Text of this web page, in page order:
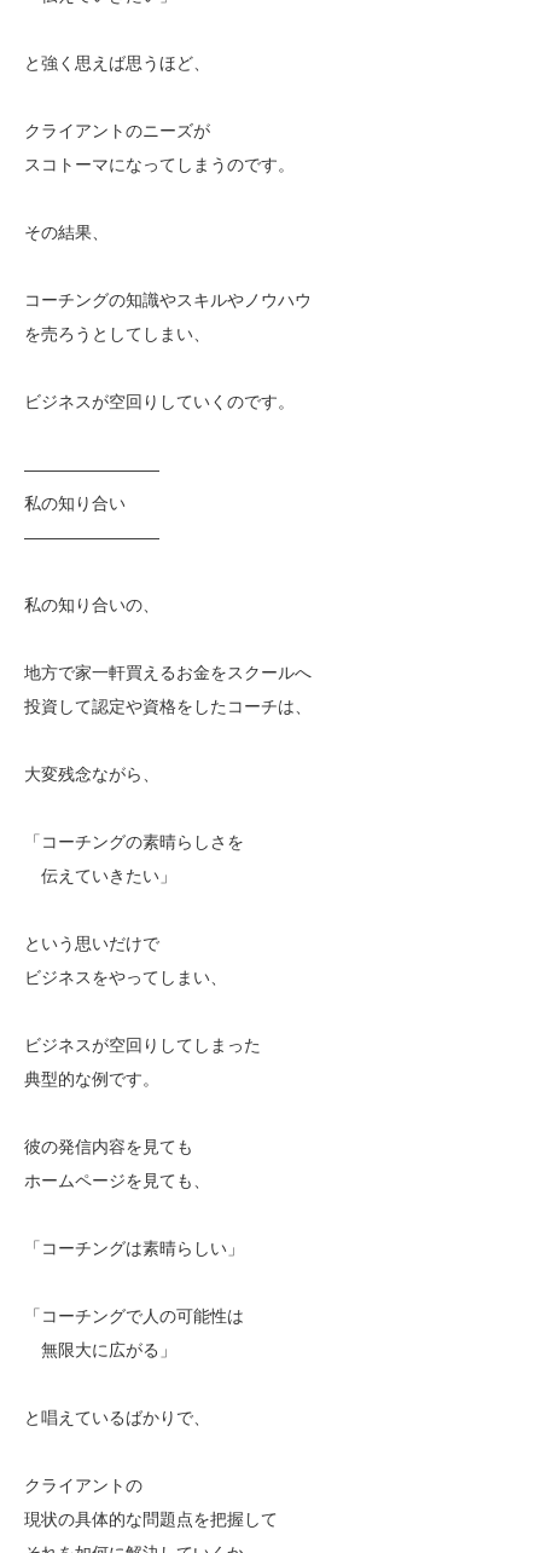
と強く思えば思うほど、
クライアントのニーズが
スコトーマになってしまうのです。
その結果、
コーチングの知識やスキルやノウハウ
を売ろうとしてしまい、
ビジネスが空回りしていくのです。
————————
私の知り合い
————————
私の知り合いの、
地方で家一軒買えるお金をスクールへ
投資して認定や資格をしたコーチは、
大変残念ながら、
「コーチングの素晴らしさを
伝えていきたい」
という思いだけで
ビジネスをやってしまい、
ビジネスが空回りしてしまった
典型的な例です。
彼の発信内容を見ても
ホームページを見ても、
「コーチングは素晴らしい」
「コーチングで人の可能性は
無限大に広がる」
と唱えているばかりで、
クライアントの
現状の具体的な問題点を把握して